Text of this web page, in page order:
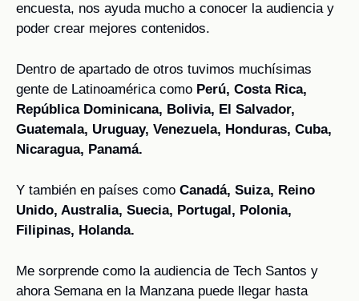
encuesta, nos ayuda mucho a conocer la audiencia y
poder crear mejores contenidos.
Dentro de apartado de otros tuvimos muchísimas
gente de Latinoamérica como Perú, Costa Rica,
República Dominicana, Bolivia, El Salvador,
Guatemala, Uruguay, Venezuela, Honduras, Cuba,
Nicaragua, Panamá.
Y también en países como Canadá, Suiza, Reino
Unido, Australia, Suecia, Portugal, Polonia,
Filipinas, Holanda.
Me sorprende como la audiencia de Tech Santos y
ahora Semana en la Manzana puede llegar hasta